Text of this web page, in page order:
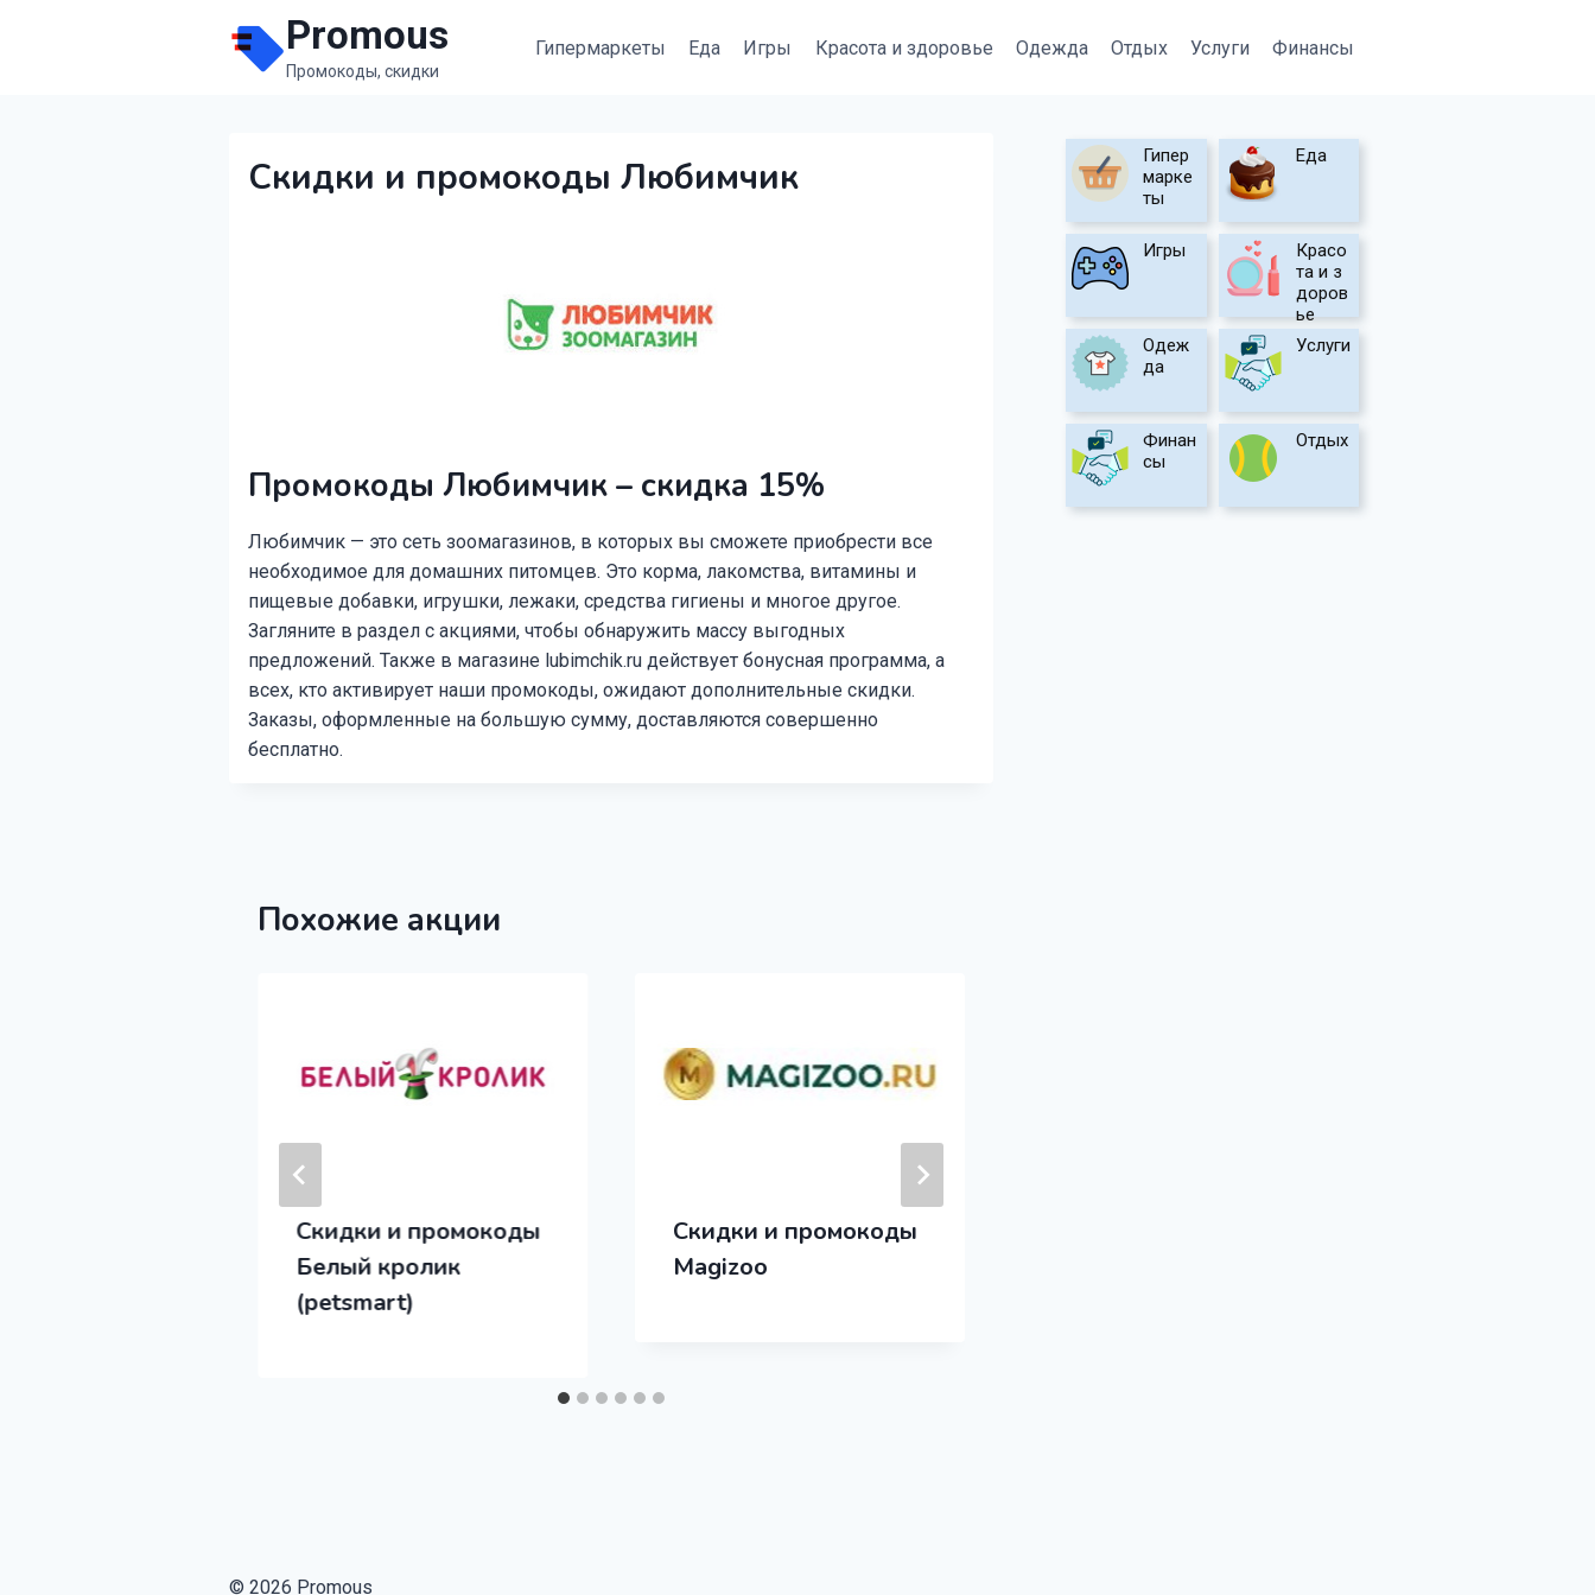
Promous
Промокоды, скидки
Гипермаркеты Еда Игры Красота и здоровье Одежда Отдых Услуги Финансы
Скидки и промокоды Любимчик
Промокоды Любимчик – скидка 15%
Любимчик — это сеть зоомагазинов, в которых вы сможете приобрести все
необходимое для домашних питомцев. Это корма, лакомства, витамины и
пищевые добавки, игрушки, лежаки, средства гигиены и многое другое.
Загляните в раздел с акциями, чтобы обнаружить массу выгодных
предложений. Также в магазине lubimchik.ru действует бонусная программа, а
всех, кто активирует наши промокоды, ожидают дополнительные скидки.
Заказы, оформленные на большую сумму, доставляются совершенно
бесплатно.
Похожие акции
Скидки и промокоды
Белый кролик
(petsmart)
Скидки и промокоды
Magizoo
Гипер
марке
ты
Еда
Игры
Красо
та и з
доров
ье
Одеж
да
Услуги
Финан
сы
Отдых
© 2026 Promous